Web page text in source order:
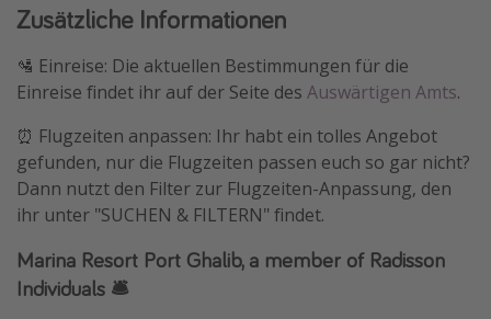
Zusätzliche Informationen
🛂 Einreise: Die aktuellen Bestimmungen für die
Einreise findet ihr auf der Seite des Auswärtigen Amts.
⏰ Flugzeiten anpassen: Ihr habt ein tolles Angebot
gefunden, nur die Flugzeiten passen euch so gar nicht?
Dann nutzt den Filter zur Flugzeiten-Anpassung, den
ihr unter "SUCHEN & FILTERN" findet.
Marina Resort Port Ghalib, a member of Radisson
Individuals 🛎️